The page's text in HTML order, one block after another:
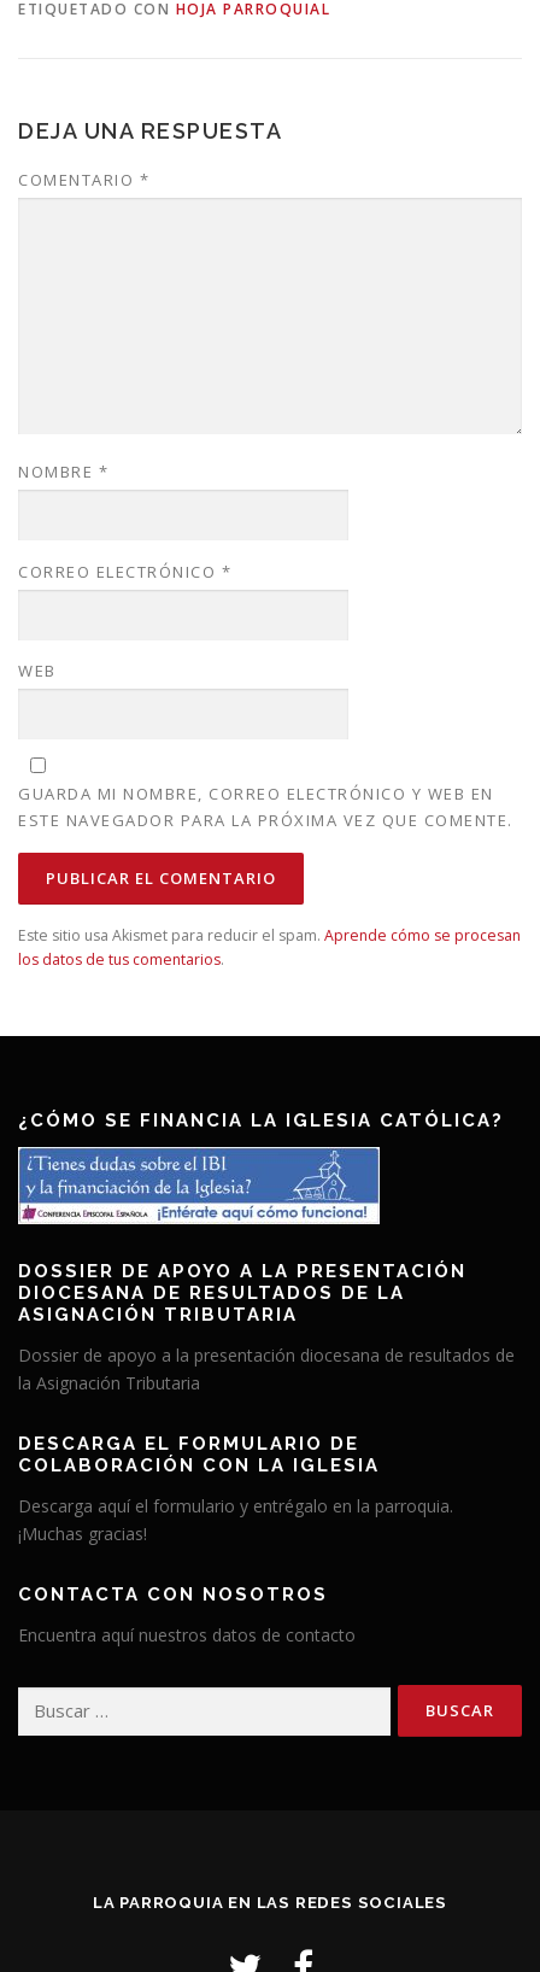
ETIQUETADO CON HOJA PARROQUIAL
DEJA UNA RESPUESTA
COMENTARIO *
NOMBRE *
CORREO ELECTRÓNICO *
WEB
GUARDA MI NOMBRE, CORREO ELECTRÓNICO Y WEB EN
ESTE NAVEGADOR PARA LA PRÓXIMA VEZ QUE COMENTE.
Este sitio usa Akismet para reducir el spam. Aprende cómo se procesan
los datos de tus comentarios.
¿CÓMO SE FINANCIA LA IGLESIA CATÓLICA?
DOSSIER DE APOYO A LA PRESENTACIÓN
DIOCESANA DE RESULTADOS DE LA
ASIGNACIÓN TRIBUTARIA
Dossier de apoyo a la presentación diocesana de resultados de
la Asignación Tributaria
DESCARGA EL FORMULARIO DE
COLABORACIÓN CON LA IGLESIA
Descarga aquí el formulario y entrégalo en la parroquia.
¡Muchas gracias!
CONTACTA CON NOSOTROS
Encuentra aquí nuestros datos de contacto
LA PARROQUIA EN LAS REDES SOCIALES